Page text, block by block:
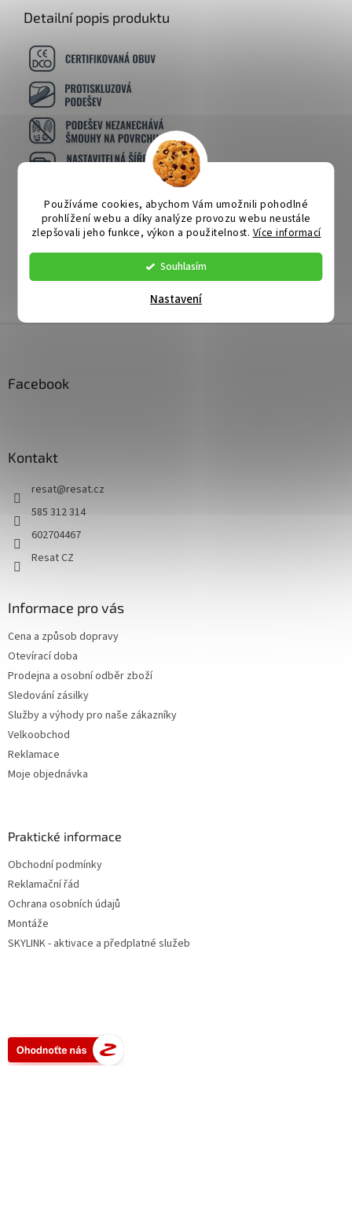
Používáme cookies, abychom Vám umožnili pohodlné
prohlížení webu a díky analýze provozu webu neustále
zlepšovali jeho funkce, výkon a použitelnost. Více informací
Souhlasím
Nastavení
Detailní popis produktu
Doplňkové parametry
SANTÉ-boty pro zdraví
Záruka: 2 roky
Facebook
Kontakt
resat@resat.cz
585 312 314
602704467
Resat CZ
Informace pro vás
Cena a způsob dopravy
Otevírací doba
Prodejna a osobní odběr zboží
Sledování zásilky
Služby a výhody pro naše zákazníky
Velkoobchod
Reklamace
Moje objednávka
Praktické informace
Obchodní podmínky
Reklamační řád
Ochrana osobních údajů
Montáže
SKYLINK - aktivace a předplatné služeb